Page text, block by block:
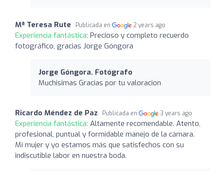
Mª Teresa Rute Publicada en 2 years ago
Experiencia fantástica: Precioso y completo recuerdo
fotográfico, gracias Jorge Góngora
Jorge Góngora. Fotógrafo
Muchisimas Gracias por tu valoracion
Ricardo Méndez de Paz Publicada en 3 years ago
Experiencia fantástica: Altamente recomendable. Atento,
profesional, puntual y formidable manejo de la cámara.
Mi mujer y yo estamos más que satisfechos con su
indiscutible labor en nuestra boda.